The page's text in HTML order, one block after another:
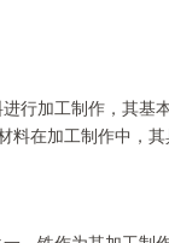
行加工制作，其基
料在加工制作中，